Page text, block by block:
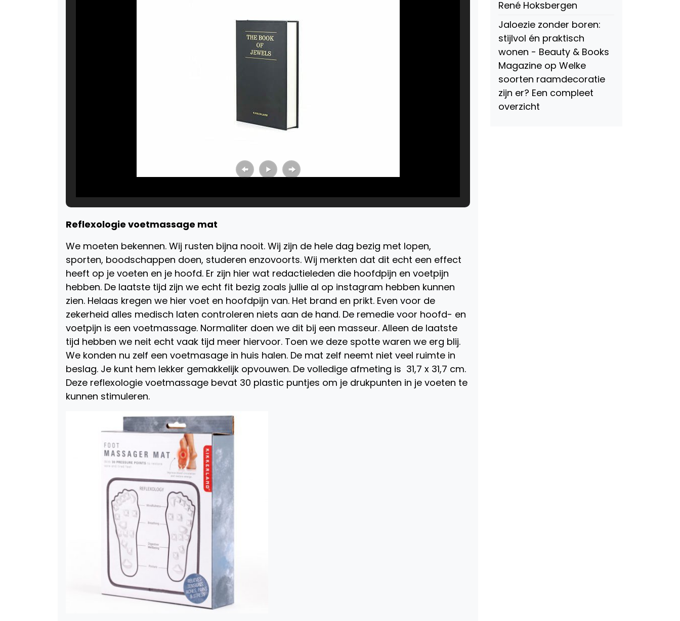
Reflexologie voetmassage mat
We moeten bekennen. Wij rusten bijna nooit. Wij zijn de hele dag bezig met lopen,
sporten, boodschappen doen, studeren enzovoorts. Wij merkten dat dit echt een effect
heeft op je voeten en je hoofd. Er zijn hier wat redactieleden die hoofdpijn en voetpijn
hebben. De laatste tijd zijn we echt fit bezig zoals jullie al op instagram hebben kunnen
zien. Helaas kregen we hier voet en hoofdpijn van. Het brand en prikt. Even voor de
zekerheid alles medisch laten controleren niets aan de hand. De remedie voor hoofd- en
voetpijn is een voetmassage. Normaliter doen we dit bij een masseur. Alleen de laatste
tijd hebben we neit echt vaak tijd meer hiervoor. Toen we deze spotte waren we erg blij.
We konden nu zelf een voetmasage in huis halen. De mat zelf neemt niet veel ruimte in
beslag. Je kunt hem lekker gemakkelijk opvouwen. De volledige afmeting is 31,7 x 31,7 cm.
Deze reflexologie voetmassage bevat 30 plastic puntjes om je drukpunten in je voeten te
kunnen stimuleren.
René Hoksbergen
Jaloezie zonder boren:
stijlvol én praktisch
wonen - Beauty & Books
Magazine op Welke
soorten raamdecoratie
zijn er? Een compleet
overzicht